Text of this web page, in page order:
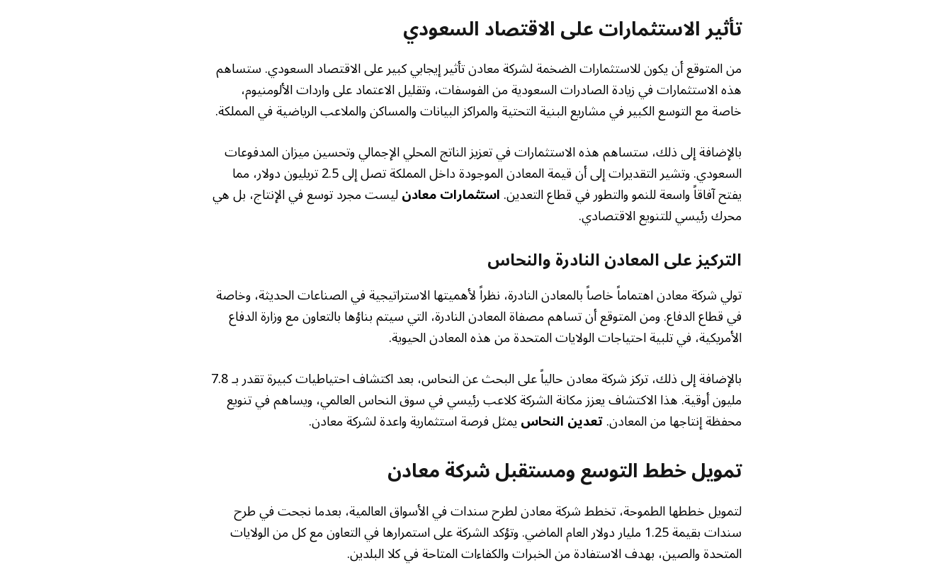
تأثير الاستثمارات على الاقتصاد السعودي
من المتوقع أن يكون للاستثمارات الضخمة لشركة معادن تأثير إيجابي كبير على الاقتصاد السعودي. ستساهم
هذه الاستثمارات في زيادة الصادرات السعودية من الفوسفات، وتقليل الاعتماد على واردات الألومنيوم،
خاصة مع التوسع الكبير في مشاريع البنية التحتية والمراكز البيانات والمساكن والملاعب الرياضية في المملكة.
بالإضافة إلى ذلك، ستساهم هذه الاستثمارات في تعزيز الناتج المحلي الإجمالي وتحسين ميزان المدفوعات
السعودي. وتشير التقديرات إلى أن قيمة المعادن الموجودة داخل المملكة تصل إلى 2.5 تريليون دولار، مما
يفتح آفاقاً واسعة للنمو والتطور في قطاع التعدين.استثمارات معادنليست مجرد توسع في الإنتاج، بل هي
محرك رئيسي للتنويع الاقتصادي.
التركيز على المعادن النادرة والنحاس
تولي شركة معادن اهتماماً خاصاً بالمعادن النادرة، نظراً لأهميتها الاستراتيجية في الصناعات الحديثة، وخاصة
في قطاع الدفاع. ومن المتوقع أن تساهم مصفاة المعادن النادرة، التي سيتم بناؤها بالتعاون مع وزارة الدفاع
الأمريكية، في تلبية احتياجات الولايات المتحدة من هذه المعادن الحيوية.
بالإضافة إلى ذلك، تركز شركة معادن حالياً على البحث عن النحاس، بعد اكتشاف احتياطيات كبيرة تقدر بـ 7.8
مليون أوقية. هذا الاكتشاف يعزز مكانة الشركة كلاعب رئيسي في سوق النحاس العالمي، ويساهم في تنويع
محفظة إنتاجها من المعادن.تعدين النحاسيمثل فرصة استثمارية واعدة لشركة معادن.
تمويل خطط التوسع ومستقبل شركة معادن
لتمويل خططها الطموحة، تخطط شركة معادن لطرح سندات في الأسواق العالمية، بعدما نجحت في طرح
سندات بقيمة 1.25 مليار دولار العام الماضي. وتؤكد الشركة على استمرارها في التعاون مع كل من الولايات
المتحدة والصين، بهدف الاستفادة من الخبرات والكفاءات المتاحة في كلا البلدين.